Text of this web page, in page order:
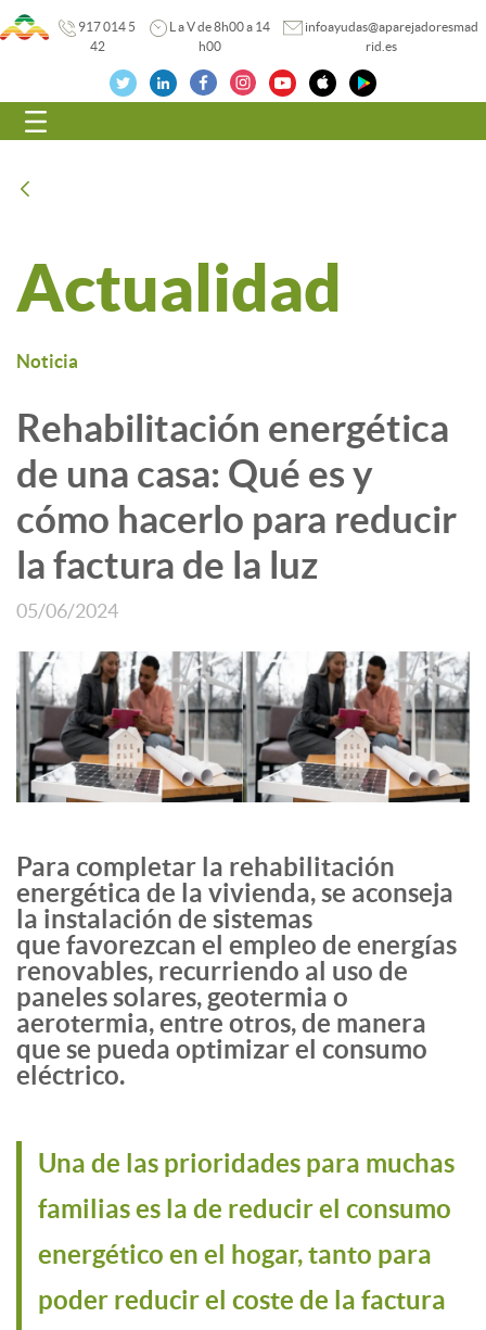
917 014 5
42
L a V de 8h00 a 14
h00
infoayudas@aparejadoresmad
rid.es
Navegación
Actualidad
Noticia
Rehabilitación energética
de una casa: Qué es y
cómo hacerlo para reducir
la factura de la luz
05/06/2024
Para completar la rehabilitación
energética de la vivienda, se aconseja
la instalación de sistemas
que favorezcan el empleo de energías
renovables, recurriendo al uso de
paneles solares, geotermia o
aerotermia, entre otros, de manera
que se pueda optimizar el consumo
eléctrico.
Una de las prioridades para muchas
familias es la de reducir el consumo
energético en el hogar, tanto para
poder reducir el coste de la factura